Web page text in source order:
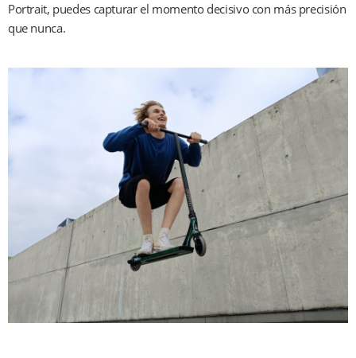
Portrait, puedes capturar el momento decisivo con más precisión
que nunca.